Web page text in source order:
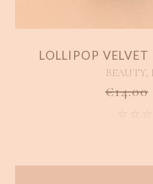
LOLLIPOP
BEAUTY,
€14.00